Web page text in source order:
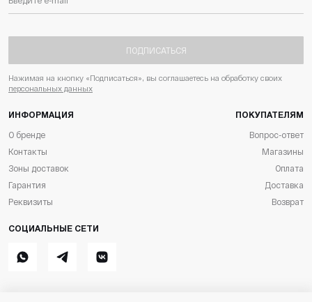
ПОДПИСАТЬСЯ
Нажимая на кнопку «Подписаться», вы соглашаетесь на обработку своих
персональных данных
ИНФОРМАЦИЯ
О бренде
Контакты
Зоны доставок
Гарантия
Реквизиты
ПОКУПАТЕЛЯМ
Вопрос-ответ
Магазины
Оплата
Доставка
Возврат
СОЦИАЛЬНЫЕ СЕТИ
WhatsappTelegram ВКонтакте